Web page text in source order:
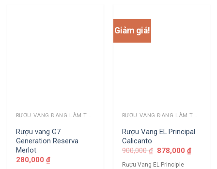
RƯỢU VANG ĐANG LÀM THỊ TRƯỜNG
Rượu vang G7
Generation Reserva
Merlot
280,000 ₫
Giảm giá!
RƯỢU VANG ĐANG LÀM THỊ TRƯỜNG
Rượu Vang EL Principal
Calicanto
900,000₫ 878,000₫
Rượu Vang EL Principle